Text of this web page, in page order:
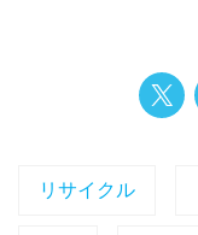
リサイクル